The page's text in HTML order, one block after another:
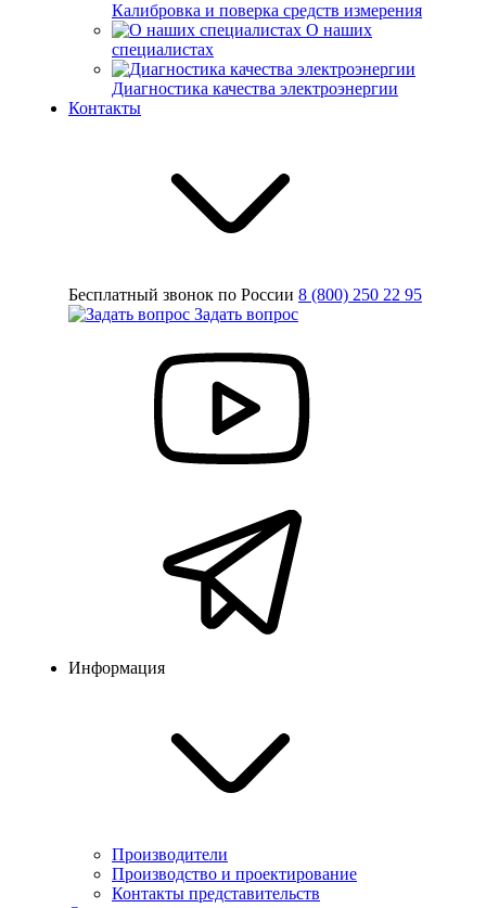
Калибровка и поверка средств измерения
О наших
специалистах
Диагностика качества электроэнергии
Контакты
Бесплатный звонок по России 8 (800) 250 22 95
Задать вопрос
Информация
Производители
Производство и проектирование
Контакты представительств